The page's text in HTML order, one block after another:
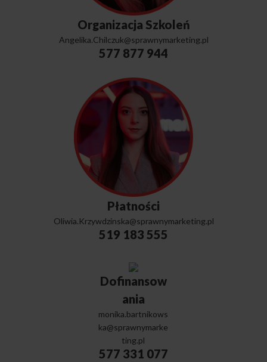
Organizacja Szkoleń
Angelika.Chilczuk@sprawnymarketing.pl
577 877 944
Płatności
Oliwia.Krzywdzinska@sprawnymarketing.pl
519 183 555
Dofinansow
Ania
monika.bartnikows
ka@sprawnymarke
ting.pl
577 331 077